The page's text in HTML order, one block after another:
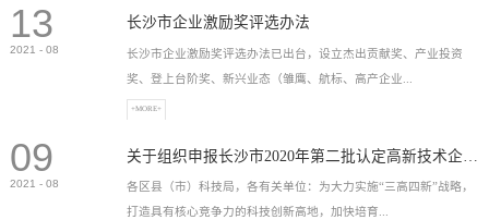
13
2021 - 08
长沙市企业激励奖评选办法
长沙市企业激励奖评选办法已出台，设立杰出贡献奖、产业投资
奖、登上台阶奖、新兴业态（雏鹰、航标、高产企业...
）奖等，最高奖励2...
+MORE+
09
2021 - 08
各区县（市）科技局，各有关单位：为大力实施“三高四新”战略，
打造具有核心竞争力的科技创新高地，加快培育...